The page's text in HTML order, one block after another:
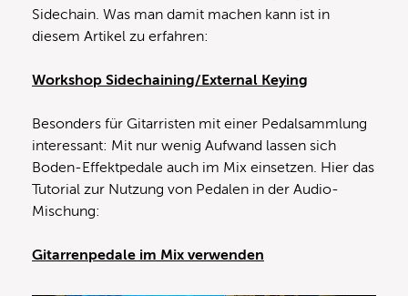
Sidechain. Was man damit machen kann ist in
diesem Artikel zu erfahren:
Workshop Sidechaining/External Keying
Besonders für Gitarristen mit einer Pedalsammlung
interessant: Mit nur wenig Aufwand lassen sich
Boden-Effektpedale auch im Mix einsetzen. Hier das
Tutorial zur Nutzung von Pedalen in der Audio-
Mischung:
Gitarrenpedale im Mix verwenden